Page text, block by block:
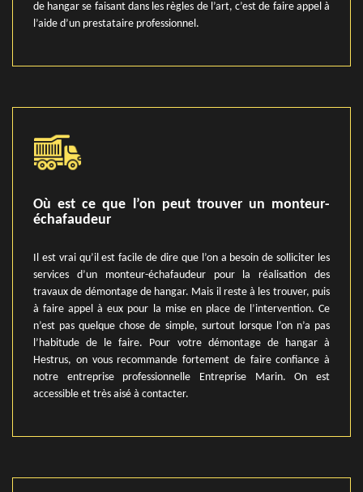
de hangar se faisant dans les règles de l’art, c’est de faire appel à
l’aide d’un prestataire professionnel.
Où est ce que l’on peut trouver un monteur-
échafaudeur
Il est vrai qu’il est facile de dire que l’on a besoin de solliciter les
services d’un monteur-échafaudeur pour la réalisation des
travaux de démontage de hangar. Mais il reste à les trouver, puis
à faire appel à eux pour la mise en place de l’intervention. Ce
n’est pas quelque chose de simple, surtout lorsque l’on n’a pas
l’habitude de le faire. Pour votre démontage de hangar à
Hestrus, on vous recommande fortement de faire confiance à
notre entreprise professionnelle Entreprise Marin. On est
accessible et très aisé à contacter.